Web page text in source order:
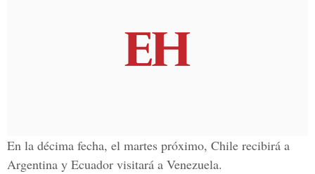
En la décima fecha, el martes próximo, Chile recibirá a
Argentina y Ecuador visitará a Venezuela.